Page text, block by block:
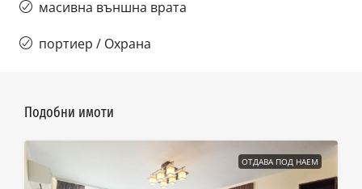
масивна външна врата
портиер / Охрана
Подобни имоти
ОТДАВА ПОД НАЕМ